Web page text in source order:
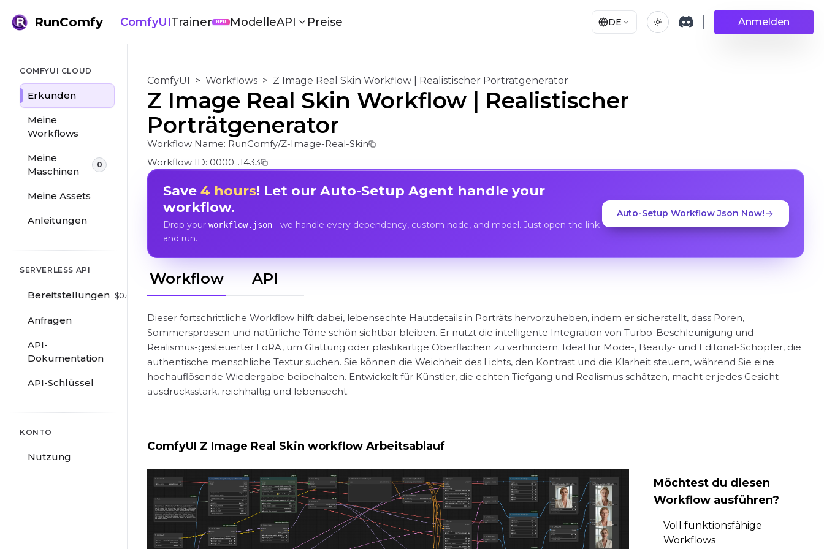
RunComfy ComfyUITrainer NEU ModelleAPI Preise DE Anmelden
COMFYUI CLOUD
Erkunden
Meine
Workflows
Meine
Maschinen
0
Meine Assets
Anleitungen
SERVERLESS API
Bereitstellungen $0.00 /hr
Anfragen
API-
Dokumentation
API-Schlüssel
KONTO
Nutzung
ComfyUI > Workflows > Z Image Real Skin Workflow | Realistischer Porträtgenerator
Z Image Real Skin Workflow | Realistischer
Porträtgenerator
Workflow Name: RunComfy/Z-Image-Real-Skin
Workflow ID: 0000...1433
Save 4 hours! Let our Auto-Setup Agent handle your
workflow.
Drop your workflow.json- we handle every dependency, custom node, and model. Just open the link
and run.
Auto-Setup Workflow Json Now!
Workflow API
Dieser fortschrittliche Workflow hilft dabei, lebensechte Hautdetails in Porträts hervorzuheben, indem er sicherstellt, dass Poren,
Sommersprossen und natürliche Töne schön sichtbar bleiben. Er nutzt die intelligente Integration von Turbo-Beschleunigung und
Realismus-gesteuerter LoRA, um Glättung oder plastikartige Oberflächen zu verhindern. Ideal für Mode-, Beauty- und Editorial-Schöpfer, die
authentische menschliche Textur suchen. Sie können die Weichheit des Lichts, den Kontrast und die Klarheit steuern, während Sie eine
hochauflösende Wiedergabe beibehalten. Entwickelt für Künstler, die echten Tiefgang und Realismus schätzen, macht er jedes Gesicht
ausdrucksstark, reichhaltig und lebensecht.
ComfyUI Z Image Real Skin workflow Arbeitsablauf
Möchtest du diesen
Workflow ausführen?
Voll funktionsfähige
Workflows